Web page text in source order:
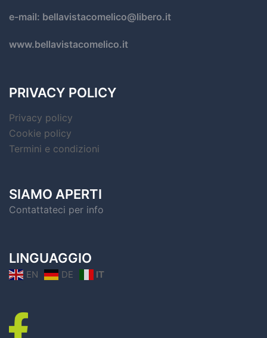
e-mail: bellavistacomelico@libero.it
www.bellavistacomelico.it
PRIVACY POLICY
Privacy policy
Cookie policy
Termini e condizioni
SIAMO APERTI
Contattateci per info
LINGUAGGIO
EN DE IT